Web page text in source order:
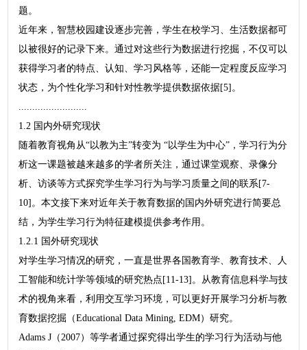
题。
近年来，智慧校园建设逐步完善，学生在校学习、生活数据都可
以被很好的记录下来。通过对这些行为数据进行挖掘，不仅可以
获得学习者的特点、认知、学习风格等，还能一定程度反应学习
状态，为个性化学习和针对性教学提供数据依据[5]。
1.2 国内外研究现状
随着教育视角从“以教为主”转变为 “以学生为中心”，学习行为分
析这一课题被越来越多的学者所关注，通过课堂观察、录像分
析、访谈等方式探究学生学习行为与学习质量之间的联系[7-
10]。本文接下来对近年关于教育数据的国内外研究进行简要总
结，为学生学习行为特征建模提供参考作用。
1.2.1 国外研究现状
对学生学习情况的研究，一直是世界各国教育学、教育技术、人
工智能和统计学等领域的研究热点[11-13]。从教育信息科学与技
术的视角来看，利用交互学习环境，可以更好开展学习分析与教
育数据挖掘（Educational Data Mining, EDM）研究。
Adams J（2007）等学者通过探究得出学生的学习行为活动与他